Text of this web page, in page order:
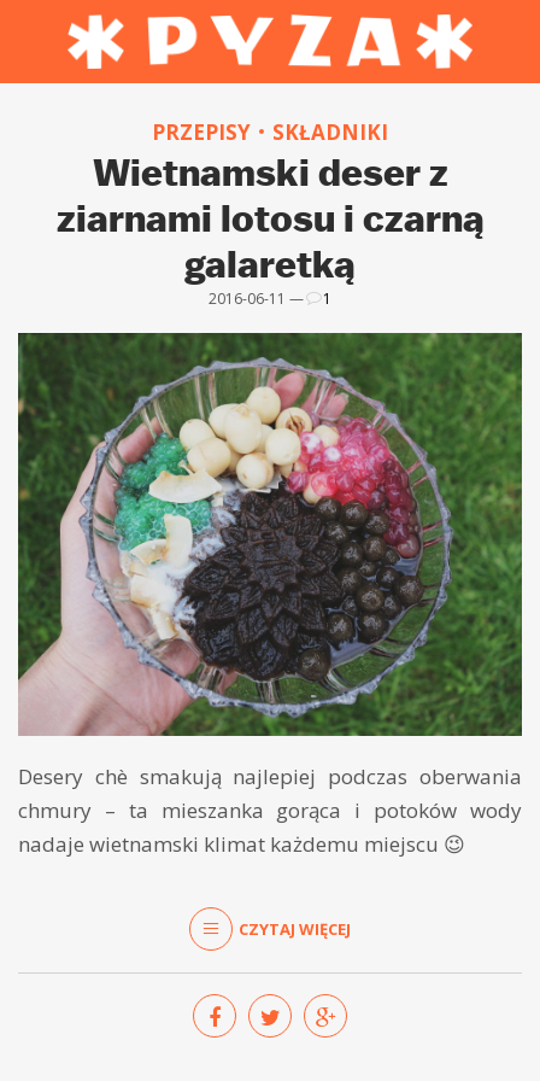
PRZEPISY SKŁADNIKI
Wietnamski deser z
ziarnami lotosu i czarną
galaretką
2016-06-11 — 1
Desery chè smakują najlepiej podczas oberwania
chmury – ta mieszanka gorąca i potoków wody
nadaje wietnamski klimat każdemu miejscu 😉
CZYTAJ WIĘCEJ